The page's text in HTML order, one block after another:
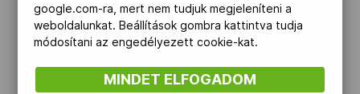
NOB
Társszervezetek
google.com-ra, mert nem tudjuk megjeleníteni a
weboldalunkat. Beállítások gombra kattintva tudja
módosítani az engedélyezett cookie-kat.
MINDET ELFOGADOM